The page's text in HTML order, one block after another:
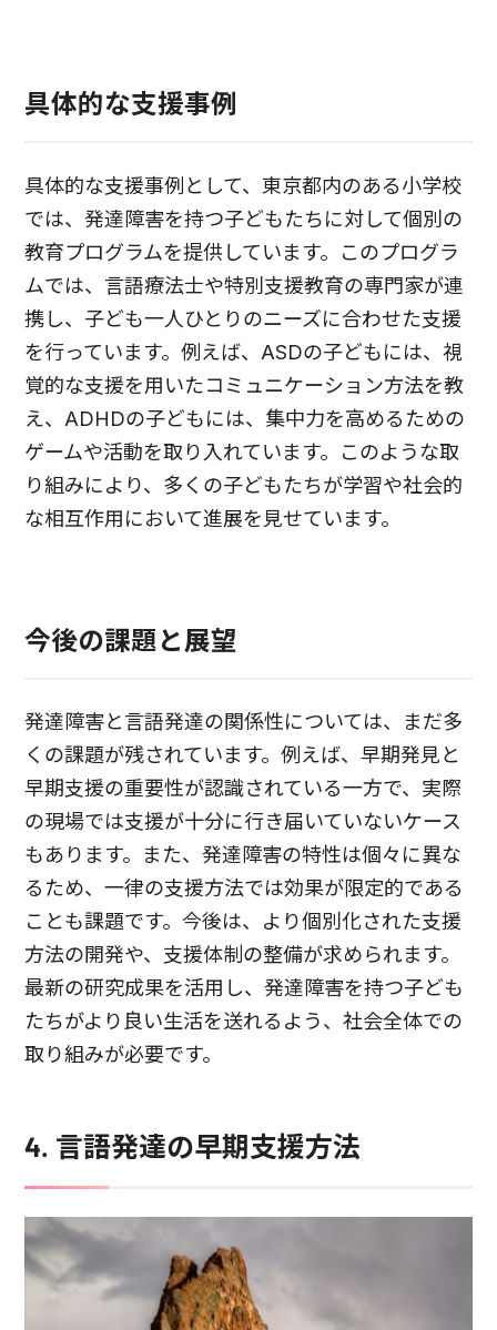
具体的な支援事例
具体的な支援事例として、東京都内のある小学校
では、発達障害を持つ子どもたちに対して個別の
教育プログラムを提供しています。このプログラ
ムでは、言語療法士や特別支援教育の専門家が連
携し、子ども一人ひとりのニーズに合わせた支援
を行っています。例えば、ASDの子どもには、視
覚的な支援を用いたコミュニケーション方法を教
え、ADHDの子どもには、集中力を高めるための
ゲームや活動を取り入れています。このような取
り組みにより、多くの子どもたちが学習や社会的
な相互作用において進展を見せています。
今後の課題と展望
発達障害と言語発達の関係性については、まだ多
くの課題が残されています。例えば、早期発見と
早期支援の重要性が認識されている一方で、実際
の現場では支援が十分に行き届いていないケース
もあります。また、発達障害の特性は個々に異な
るため、一律の支援方法では効果が限定的である
ことも課題です。今後は、より個別化された支援
方法の開発や、支援体制の整備が求められます。
最新の研究成果を活用し、発達障害を持つ子ども
たちがより良い生活を送れるよう、社会全体での
取り組みが必要です。
4. 言語発達の早期支援方法